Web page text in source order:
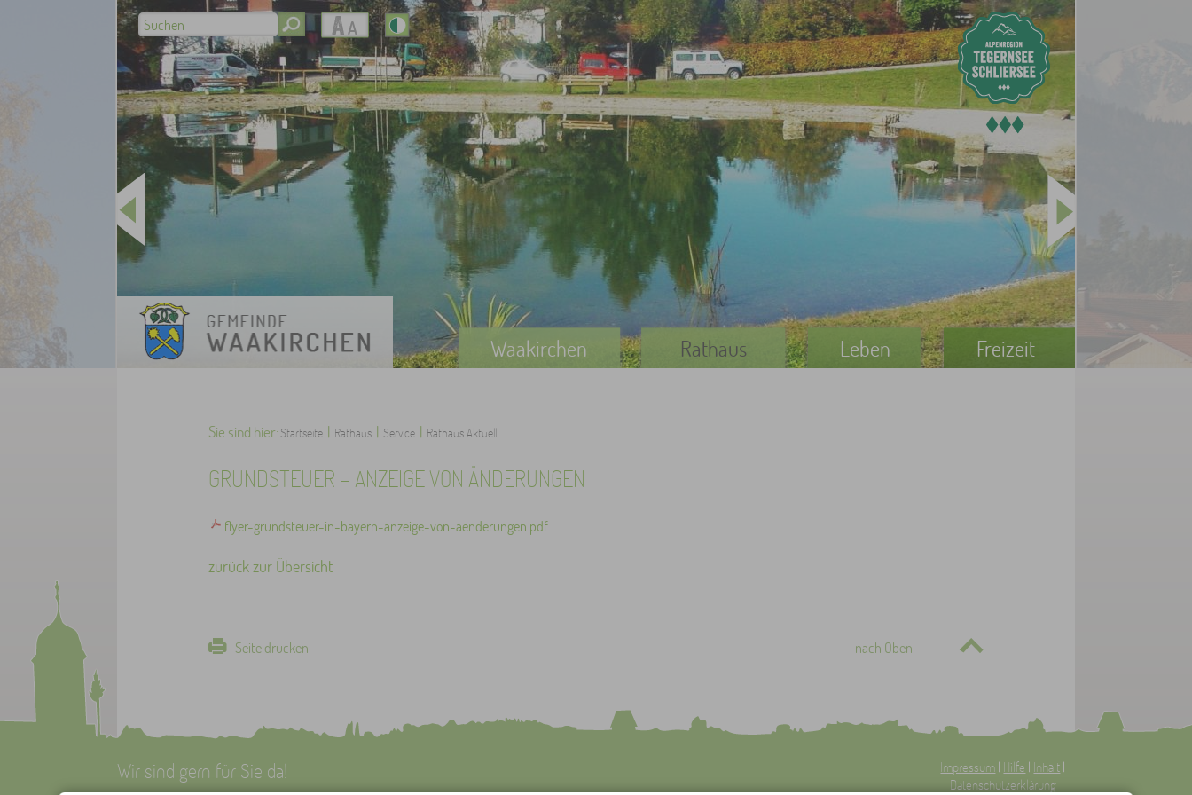
Waakirchen Rathaus Leben Freizeit
Sie sind hier: Startseite | Rathaus | Service | Rathaus Aktuell
GRUNDSTEUER - ANZEIGE VON ÄNDERUNGEN
flyer-grundsteuer-in-bayern-anzeige-von-aenderungen.pdf
zurück zur Übersicht
Seite drucken nach Oben
Wir sind gern für Sie da! Impressum | Hilfe | Inhalt |
Datenschutzerklärung